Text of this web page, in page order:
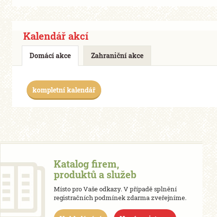
Kalendář akcí
Domácí akce Zahraniční akce
kompletní kalendář
Katalog firem,
produktů a služeb
Místo pro Vaše odkazy. V případě splnění
registračních podmínek zdarma zveřejníme.